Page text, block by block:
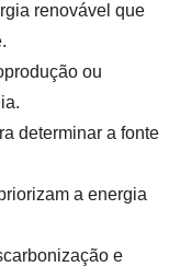
renovável que
ou
determinar a fonte
a energia
e